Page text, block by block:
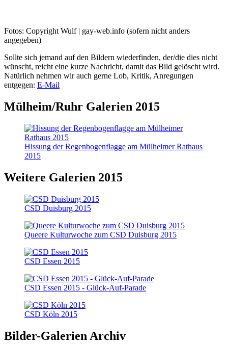
Fotos: Copyright Wulf | gay-web.info (sofern nicht anders
angegeben)
Sollte sich jemand auf den Bildern wiederfinden, der/die dies nicht
wünscht, reicht eine kurze Nachricht, damit das Bild gelöscht wird.
Natürlich nehmen wir auch gerne Lob, Kritik, Anregungen
entgegen: E-Mail
Mülheim/Ruhr Galerien 2015
Hissung der Regenbogenflagge am Mülheimer Rathaus
2015
Weitere Galerien 2015
CSD Duisburg 2015
Queere Kulturwoche zum CSD Duisburg 2015
CSD Essen 2015
CSD Essen 2015 - Glück-Auf-Parade
CSD Köln 2015
Bilder-Galerien Archiv